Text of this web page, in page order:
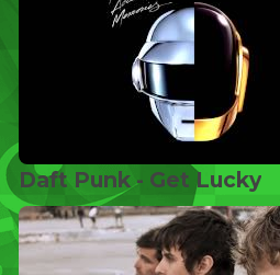
Daft Punk - Get Lucky